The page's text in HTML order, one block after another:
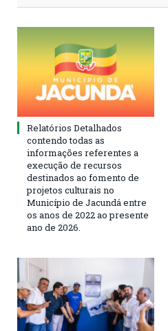
Relatórios Detalhados
contendo todas as
informações referentes a
execução de recursos
destinados ao fomento de
projetos culturais no
Município de Jacundá entre
os anos de 2022 ao presente
ano de 2026.